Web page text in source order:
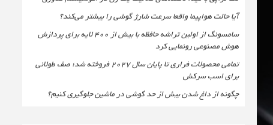
آیا حالت هواپیما واقعا سرعت شارژ گوشی را بیشتر می‌کند؟
سامسونگ از اولین تراشه حافظه با بیش از ۴۰۰ لایه برای پردازش
هوش مصنوعی رونمایی کرد
تمامی محصولات فراری تا پایان سال ۲۰۲۷ فروخته شد؛ صف طولانی
برای اسب سرکش
چگونه از داغ شدن بیش از حد گوشی در ماشین جلوگیری کنیم؟